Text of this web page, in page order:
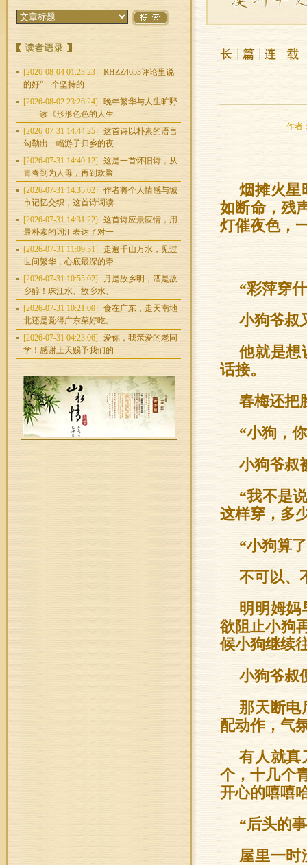
[2026-08-04 01:23:23]
RHZZ4653评论里说
的好“一个坚持的
[2026-08-02 23:26:24]
晚年繁华与人生旷野
——读《形形色色的人生
[2026-07-31 14:44:25]
这首诗以朴素的语言
勾勒出一幅游子归乡的夜
[2026-07-31 14:40:12]
这是一首怀旧诗，从
青春到为人母，再到欢聚
[2026-07-31 14:35:02]
作者将个人情感与城
市记忆交织，这首诗词读
[2026-07-31 14:31:22]
这首诗应景应情，用
最朴素的词汇表达了对一
[2026-07-31 11:09:51]
走遍千山万水，见过
世间繁华，心底最深的牵
[2026-07-31 10:55:02]
月是故乡明，酒是故
乡醇！珠江水、故乡水、
[2026-07-31 10:21:00]
食在广东，走天南地
北还是觉得广东菜好吃。
[2026-07-31 04:23:06]
爱你，我亲爱的老同
学！感谢上天赐予我们的
作者
烟摊火星
如断命，残
灯催夜色，
“彩萍穿
小狗爷叔
他就是想
话接。
春梅还把
“小狗，
小狗爷叔
“我不是
这样穿，多
“小狗算
不可以、
明明姆妈
欲阻止小狗
候小狗继续
小狗爷叔
那天断电
配动作，气
有人就真
个，十几个
开心的嘻嘻
“后头的
屋里一时